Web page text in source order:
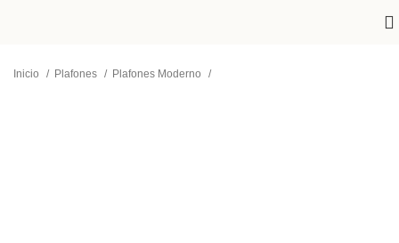
Inicio Plafones Plafones Moderno